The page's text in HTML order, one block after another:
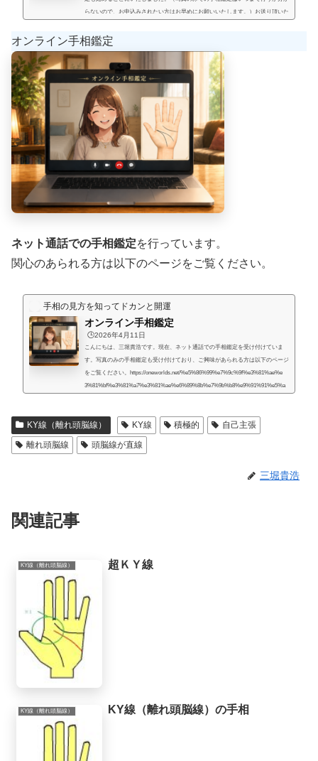
らないので、お申込みされたい方はお早めにお願いいたします。）お送り頂いた
真のみでの手相鑑定では決まった料金と言うものは無く、お好きな金額を鑑定後
にお支払い頂く形にします。（このページの下部に、振込先が記載され...
オンライン手相鑑定
ネット通話での手相鑑定を行っています。
関心のあられる方は以下のページをご覧ください。
手相の見方を知ってドカンと開運
オンライン手相鑑定
🕒️2026年4月11日
こんにちは、三堀貴浩です。現在、ネット通話での手相鑑定を受け付けていま
す。写真のみの手相鑑定も受け付けており、ご興味があられる方は以下のページ
をご覧ください。https://oneworlds.net/%e5%86%99%e7%9c%9f%e3%81%ae%e
3%81%bf%e3%81%a7%e3%81%ae%e6%89%8b%e7%9b%b8%e9%91%91%e5%a
識や人生を取り巻く法則を教えてもらったときに、人生で起こることには、想像
していたよりもず...
KY線（離れ頭脳線） KY線 積極的
自己主張
離れ頭脳線
頭脳線が直線
三堀貴浩
関連記事
KY線（離れ頭脳線） 超ＫＹ線
KY線（離れ頭脳線） KY線（離れ頭脳線）の手相